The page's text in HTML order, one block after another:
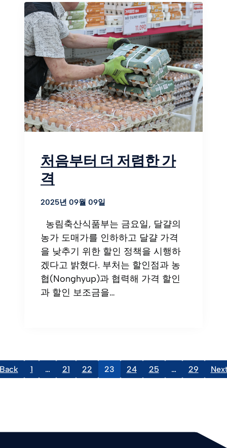
처음부터 더 저렴한 가
격
2025년 09월 09일
농림축산식품부는 금요일, 달걀의
농가 도매가를 인하하고 달걀 가격
을 낮추기 위한 할인 정책을 시행하
겠다고 밝혔다. 부처는 할인점과 농
협(Nonghyup)과 협력해 가격 할인
과 할인 보조금을…
1 … 21 22 23 24 25 … 29